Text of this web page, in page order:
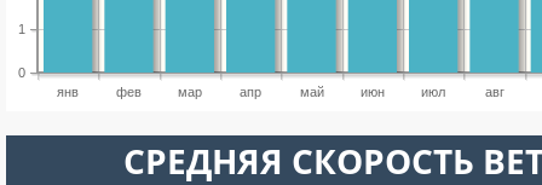
янв фев мар апр май июн июл авг
0
1
СРЕДНЯЯ СКОРОСТЬ